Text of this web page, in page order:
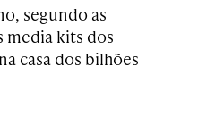
segundo as
media kits dos
casa dos bilhões